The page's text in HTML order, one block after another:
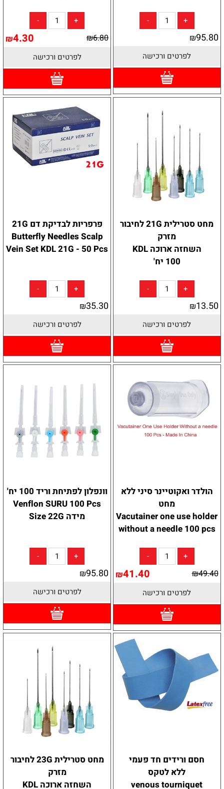
₪95.80
לפרטים ורכישה
₪6.80
₪4.30
לפרטים ורכישה
מחט סטרילית 21G לחיבור
מזרק
השחזה ארוכה KDL
100 יח'
₪13.50
לפרטים ורכישה
פרפריות לבדיקת דם 21G
Butterfly Needles Scalp
Vein Set KDL 21G - 50 Pcs
₪35.30
לפרטים ורכישה
הולדר ואקוטיינר סיני ללא
מחט
Vacutainer one use holder
without a needle 100 pcs
₪49.40
₪41.40
לפרטים ורכישה
וונפלון לפתיחת וריד 100 יח'
Venflon SURU 100 Pcs
מידה Size 22G
₪95.80
לפרטים ורכישה
חסם ורידים חד פעמי
ללא לטקס
venous tourniquet
מחט סטרילית 23G לחיבור
מזרק
השחזה ארוכה KDL